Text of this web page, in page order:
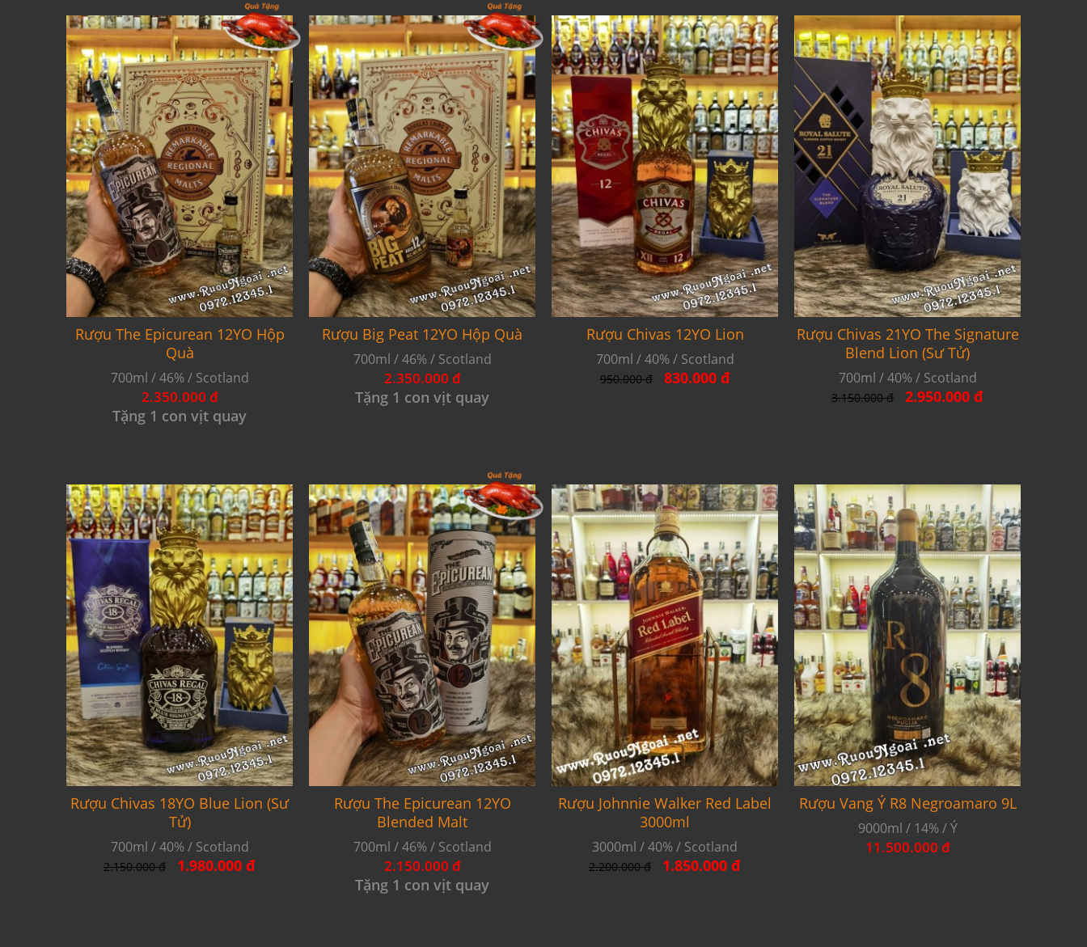
Rượu The Epicurean 12YO Hộp
Quà
700ml / 46% / Scotland
2.350.000 đ
Tặng 1 con vịt quay
Rượu Big Peat 12YO Hộp Quà
700ml / 46% / Scotland
2.350.000 đ
Tặng 1 con vịt quay
Rượu Chivas 12YO Lion
700ml / 40% / Scotland
950.000 đ 830.000 đ
Rượu Chivas 21YO The Signature
Blend Lion (Sư Tử)
700ml / 40% / Scotland
3.150.000 đ 2.950.000 đ
Rượu Chivas 18YO Blue Lion (Sư
Tử)
700ml / 40% / Scotland
2.150.000 đ 1.980.000 đ
Rượu The Epicurean 12YO
Blended Malt
700ml / 46% / Scotland
2.150.000 đ
Tặng 1 con vịt quay
Rượu Johnnie Walker Red Label
3000ml
3000ml / 40% / Scotland
2.200.000 đ 1.850.000 đ
Rượu Vang Ý R8 Negroamaro 9L
9000ml / 14% / Ý
11.500.000 đ